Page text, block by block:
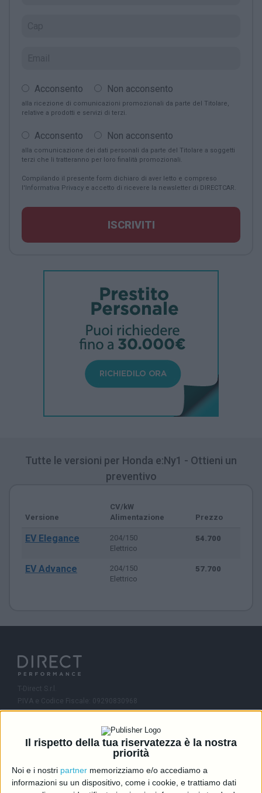
Il rispetto della tua riservatezza è la nostra
priorità
Noi e i nostri partner memorizziamo e/o accediamo a
informazioni su un dispositivo, come i cookie, e trattiamo dati
Acconsento Non acconsento
alla ricezione di comunicazioni promozionali da parte del Titolare,
relative a prodotti e servizi di terzi.
Acconsento Non acconsento
alla comunicazione dei dati personali da parte del Titolare a soggetti
terzi che li tratteranno per loro finalità promozionali.
Compilando il presente form dichiaro di aver letto e compreso
l' Informativa Privacy e accetto di ricevere la newsletter di DIRECTCAR.
ISCRIVITI
Tutte le versioni per Honda e:Ny1 - Ottieni un
preventivo
Versione
CV/kW
Alimentazione
Prezzo
EV Elegance
204/150
Elettrico
54.700
EV Advance
204/150
Elettrico
57.700
T-Direct S.r.l.
P.IVA e Codice Fiscale: 09290830968
R.E.A.: MI-2081245
Capitale Sociale: 46.336,00 i.v.
Contatti
info@directcarmotori.it
+39 02 6474 1401